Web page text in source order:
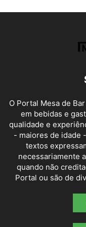
O Portal Mesa de
em bebidas e
qualidade e
- maiores de idade
textos
necessariamente
quando não
Portal ou são de